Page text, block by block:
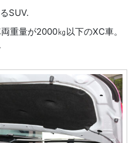
SUV.
重量が2000㎏以下のXC車。